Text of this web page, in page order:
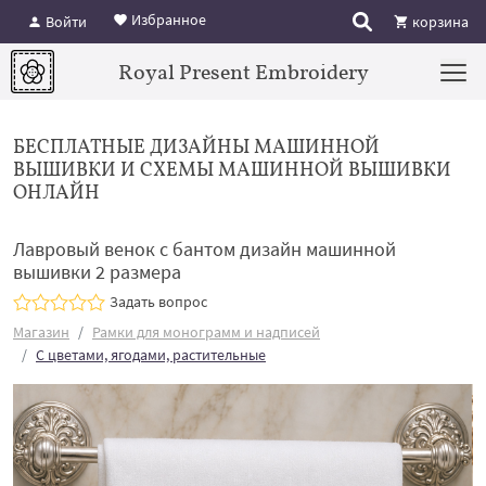
Войти Избранное корзина
Royal Present Embroidery
БЕСПЛАТНЫЕ ДИЗАЙНЫ МАШИННОЙ
ВЫШИВКИ И СХЕМЫ МАШИННОЙ ВЫШИВКИ
ОНЛАЙН
Лавровый венок с бантом дизайн машинной
вышивки 2 размера
Задать вопрос
Магазин
Рамки для монограмм и надписей
С цветами, ягодами, растительные